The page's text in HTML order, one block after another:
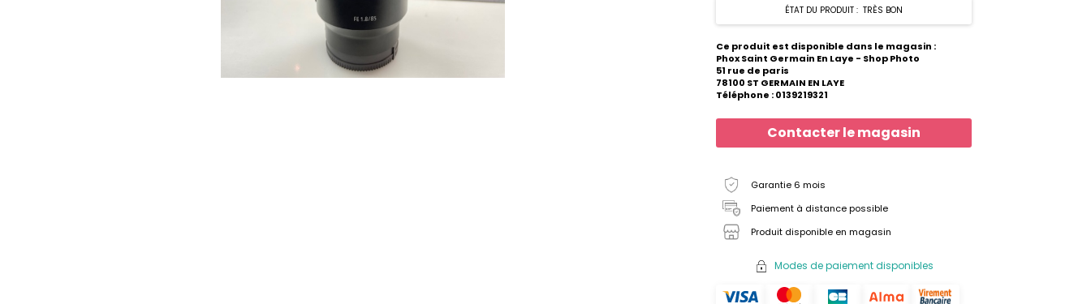
ÉTAT DU PRODUIT : TRÈS BON
Ce produit est disponible dans le magasin :
Phox Saint Germain En Laye - Shop Photo
51 rue de paris
78100 ST GERMAIN EN LAYE
Téléphone : 0139219321
Contacter le magasin
Garantie 6 mois
Paiement à distance possible
Produit disponible en magasin
Modes de paiement disponibles